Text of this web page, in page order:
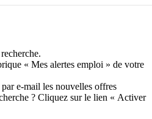
« Mes alertes emploi » de votre
e-mail les nouvelles offres
? Cliquez sur le lien « Activer